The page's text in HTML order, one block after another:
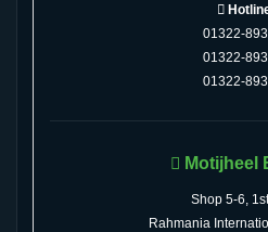
01322-
01322-
01322-
Motijheel
Shop 5-6,
Rahmania